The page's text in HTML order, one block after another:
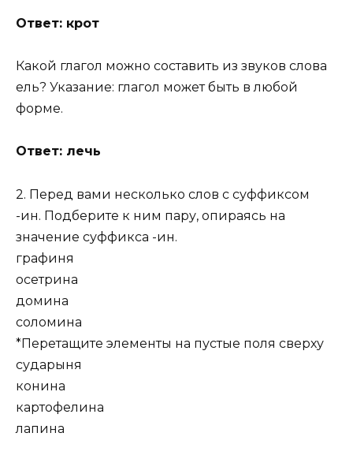
Ответ: крот
Какой глагол можно составить из звуков слова
ель? Указание: глагол может быть в любой
форме.
Ответ: лечь
2. Перед вами несколько слов с суффиксом
-ин. Подберите к ним пару, опираясь на
значение суффикса -ин.
графиня
осетрина
домина
соломина
*Перетащите элементы на пустые поля сверху
сударыня
конина
картофелина
лапина